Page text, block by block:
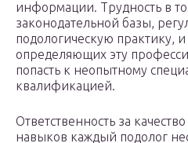
информации. Трудность в
законодательной базы,
подологическую практику, и
определяющих эту
попасть к неопытному
квалификацией.
Ответственность за
навыков каждый подолог